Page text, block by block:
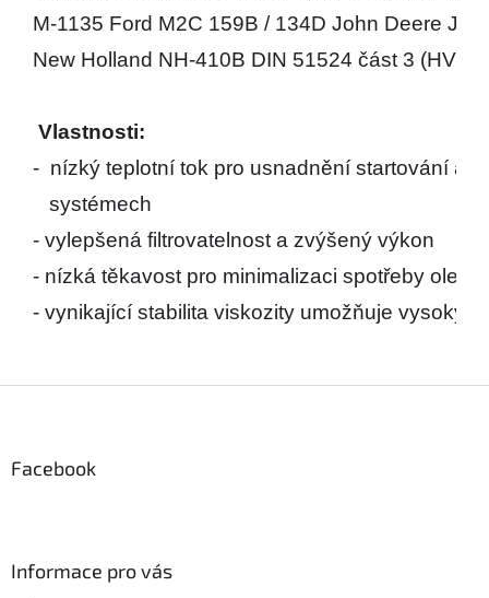
M-1135 Ford M2C 159B / 134D John Deere
New Holland NH-410B DIN 51524 část 3
Vlastnosti:
-  nízký teplotní tok pro usnadnění startování a
   systémech
- vylepšená filtrovatelnost a zvýšený výkon
- nízká těkavost pro minimalizaci spotřeby oleje
- vynikající stabilita viskozity umožňuje vysoký
Facebook
Informace pro vás